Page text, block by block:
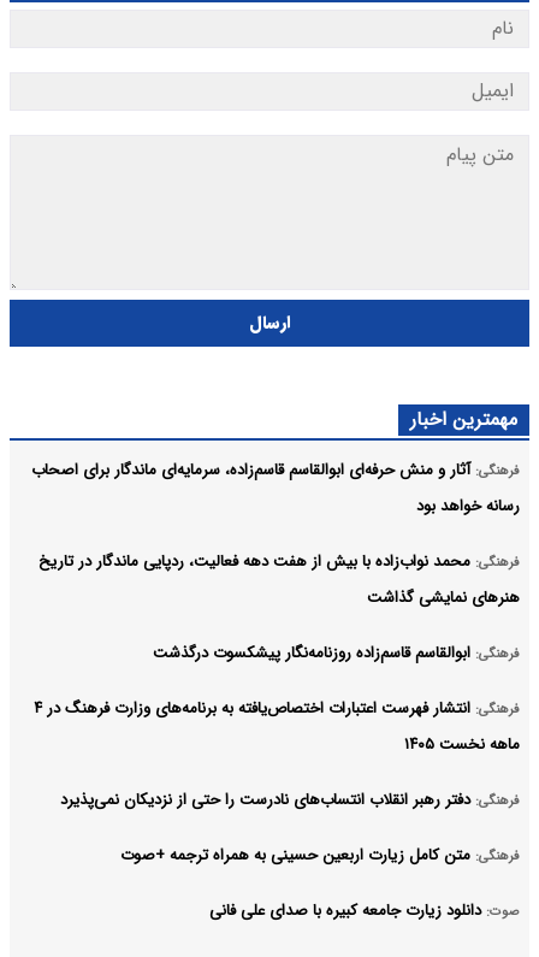
ارسال
مهمترین اخبار
فرهنگی: آثار و منش حرفه‌ای ابوالقاسم قاسم‌زاده، سرمایه‌ای ماندگار برای اصحاب
رسانه خواهد بود
فرهنگی: محمد نواب‌زاده با بیش از هفت دهه فعالیت، ردپایی ماندگار در تاریخ
هنرهای نمایشی گذاشت
فرهنگی: ابوالقاسم قاسم‌زاده روزنامه‌نگار پیشکسوت درگذشت
فرهنگی:
انتشار فهرست اعتبارات اختصاص‌یافته به برنامه‌های وزارت فرهنگ در ۴
ماهه نخست ۱۴۰۵
فرهنگی: دفتر رهبر انقلاب انتساب‌های نادرست را حتی از نزدیکان نمی‌پذیرد
فرهنگی: متن کامل زیارت اربعین حسینی به همراه ترجمه +صوت
صوت: دانلود زیارت جامعه کبیره با صدای علی فانی